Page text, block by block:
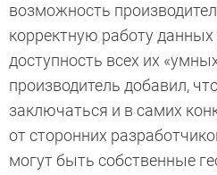
возможность
корректную работу данных
доступность всех их
производитель добавил,
заключаться и в самих
от сторонних
могут быть собственные